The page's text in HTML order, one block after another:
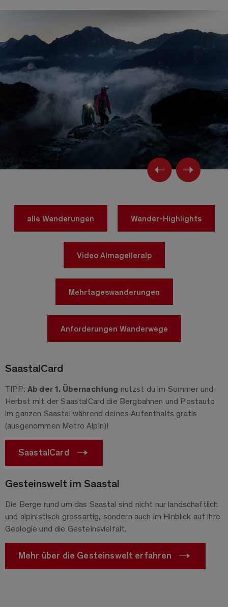
alle Wanderungen Wander-Highlights
Video Almagelleralp
Mehrtageswanderungen
Anforderungen Wanderwege
SaastalCard
TIPP: Ab der 1. Übernachtung nutzst du im Sommer und
Herbst mit der SaastalCard die Bergbahnen und Postauto
im ganzen Saastal während deines Aufenthalts gratis
(ausgenommen Metro Alpin)!
SaastalCard
Gesteinswelt im Saastal
Die Berge rund um das Saastal sind nicht nur landschaftlich
und alpinistisch grossartig, sondern auch im Hinblick auf ihre
Geologie und die Gesteinsvielfalt.
Mehr über die Gesteinswelt erfahren